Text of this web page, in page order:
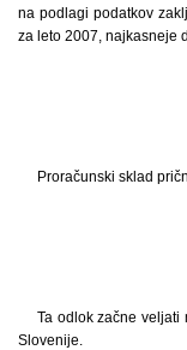
na podlagi podatkov
za leto 2007, najkasneje
Proračunski sklad
Ta odlok začne
Slovenije.